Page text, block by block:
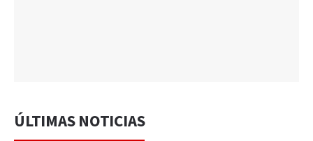
ÚLTIMAS NOTICIAS